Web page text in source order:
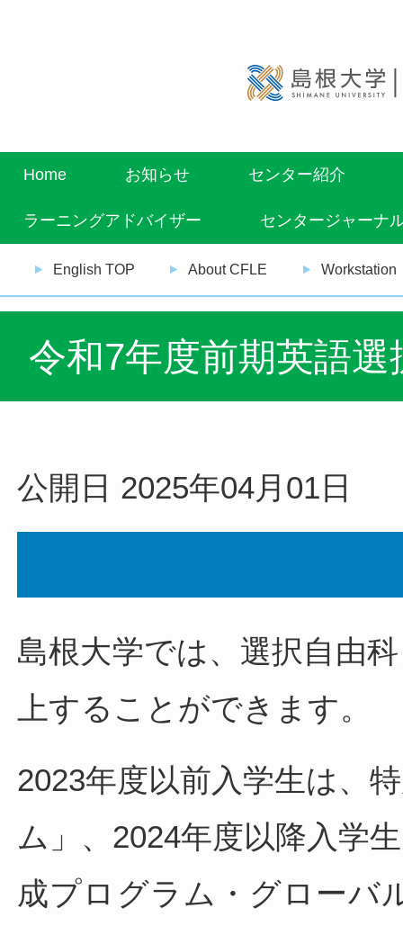
Home お知らせ センター紹介
ラーニングアドバイザー センタージャーナ
English TOP About CFLE Workstation
令和7年度前期英語
公開日 2025年04月01日
島根大学では、選択自由
上することができます。
2023年度以前入学生は、
ム」、2024年度以降入学
成プログラム・グローバ